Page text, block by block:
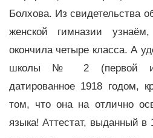
Болхова. Из свидетельства
женской гимназии
окончила четыре класса. А
школы № 2 (первой и
датированное 1918 годом,
том, что она на отлично
языка! Аттестат, выданный в